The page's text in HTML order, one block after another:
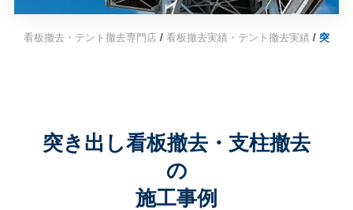
看板撤去・テント撤去専門店 / 看板撤去実績・テント撤去実績 / 突き出
突き出し看板撤去・支柱撤去
の
施工事例